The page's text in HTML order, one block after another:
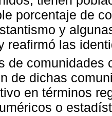
porcentaje de
y
reafirmó las
de comunidades
de dichas
en términos
o